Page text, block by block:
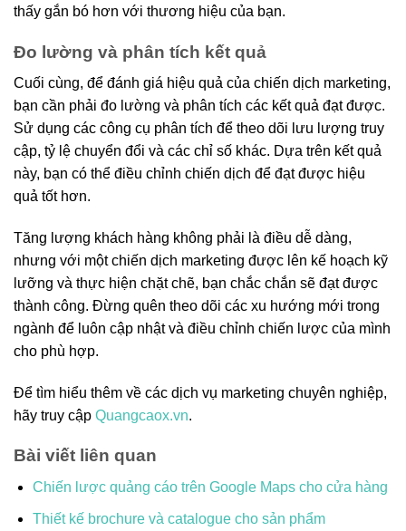
thấy gắn bó hơn với thương hiệu của bạn.
Đo lường và phân tích kết quả
Cuối cùng, để đánh giá hiệu quả của chiến dịch marketing,
bạn cần phải đo lường và phân tích các kết quả đạt được.
Sử dụng các công cụ phân tích để theo dõi lưu lượng truy
cập, tỷ lệ chuyển đổi và các chỉ số khác. Dựa trên kết quả
này, bạn có thể điều chỉnh chiến dịch để đạt được hiệu
quả tốt hơn.
Tăng lượng khách hàng không phải là điều dễ dàng,
nhưng với một chiến dịch marketing được lên kế hoạch kỹ
lưỡng và thực hiện chặt chẽ, bạn chắc chắn sẽ đạt được
thành công. Đừng quên theo dõi các xu hướng mới trong
ngành để luôn cập nhật và điều chỉnh chiến lược của mình
cho phù hợp.
Để tìm hiểu thêm về các dịch vụ marketing chuyên nghiệp,
hãy truy cập Quangcaox.vn.
Bài viết liên quan
Chiến lược quảng cáo trên Google Maps cho cửa hàng
Thiết kế brochure và catalogue cho sản phẩm